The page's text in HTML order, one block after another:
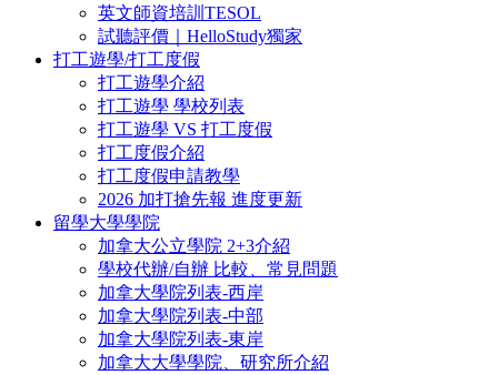
英文師資培訓TESOL
試聽評價｜HelloStudy獨家
打工遊學/打工度假
打工遊學介紹
打工遊學 學校列表
打工遊學 VS 打工度假
打工度假介紹
打工度假申請教學
2026 加打搶先報 進度更新
留學大學學院
加拿大公立學院 2+3介紹
學校代辦/自辦 比較、常見問題
加拿大學院列表-西岸
加拿大學院列表-中部
加拿大學院列表-東岸
加拿大大學學院、研究所介紹